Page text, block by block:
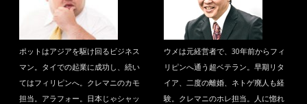
ポットはアジアを駆け回るビジネス
マン。タイでの起業に成功し、続い
てはフィリピンへ。クレマニのカモ
担当。アラフォー。日本じゃシャッ
ウメは元経営者で、30年前からフィ
リピンへ通う超ベテラン。早期リタ
イア、二度の離婚、ネトゲ廃人も経
験。クレマニのホレ担当。人に惚れ